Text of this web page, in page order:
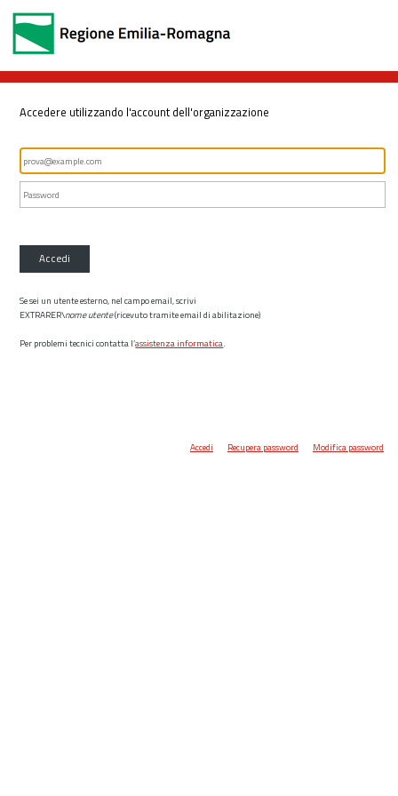
Accedere utilizzando l'account dell'organizzazione
Accedi
Se sei un utente esterno, nel campo email, scrivi
EXTRARER\nome utente(ricevuto tramite email di abilitazione)
Per problemi tecnici contatta l’assistenza informatica.
Accedi Recupera password Modifica password